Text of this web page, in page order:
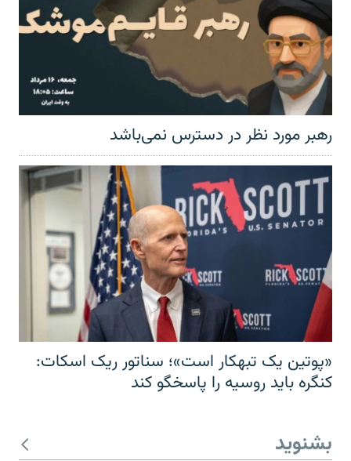
رهبر مورد نظر در دسترس نمی‌باشد
«پوتین یک تبهکار است»؛ سناتور ریک اسکات:
کنگره باید روسیه را پاسخگو کند
بشنوید